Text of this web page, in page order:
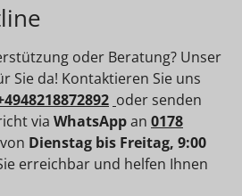
oder Beratung? Unser
Sie da! Kontaktieren Sie uns
oder senden
via WhatsAppan 0178
Dienstag bis Freitag, 9:00
erreichbar und helfen Ihnen